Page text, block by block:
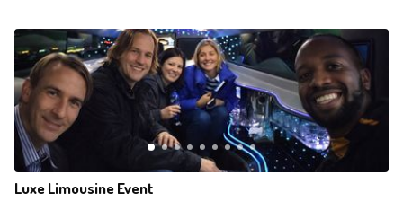
Luxe Limousine Event